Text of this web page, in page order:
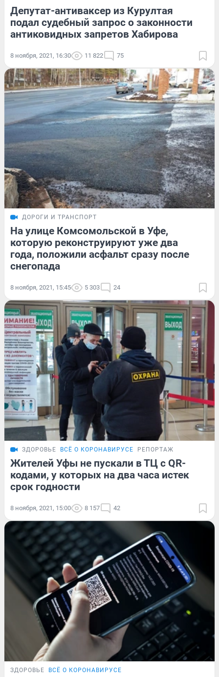
Депутат-антиваксер из Курултая
подал судебный запрос о законности
антиковидных запретов Хабирова
8 ноября, 2021, 16:30 11 822 75
ДОРОГИ И ТРАНСПОРТ
На улице Комсомольской в Уфе,
которую реконструируют уже два
года, положили асфальт сразу после
снегопада
8 ноября, 2021, 15:45 5 303 24
ЗДОРОВЬЕ ВСЁ О КОРОНАВИРУСЕ РЕПОРТАЖ
Жителей Уфы не пускали в ТЦ с QR-
кодами, у которых на два часа истек
срок годности
8 ноября, 2021, 15:00 8 157 42
ЗДОРОВЬЕ ВСЁ О КОРОНАВИРУСЕ